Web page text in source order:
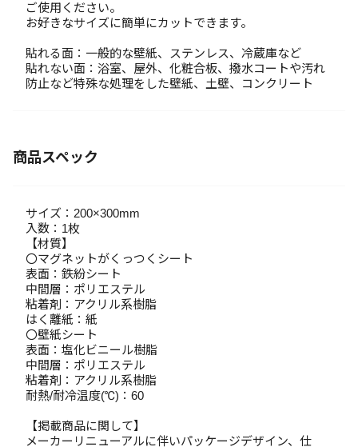
ご使用ください。
お好きなサイズに簡単にカットできます。
貼れる面：一般的な壁紙、ステンレス、冷蔵庫など
貼れない面：浴室、屋外、化粧合板、撥水コートや汚れ
防止など特殊な処理をした壁紙、土壁、コンクリート
商品スペック
サイズ：200×300mm
入数：1枚
【材質】
〇マグネットがくっつくシート
表面：鉄紛シート
中間層：ポリエステル
粘着剤：アクリル系樹脂
はく離紙：紙
〇壁紙シート
表面：塩化ビニール樹脂
中間層：ポリエステル
粘着剤：アクリル系樹脂
耐熱/耐冷温度(℃)：60
【掲載商品に関して】
メーカーリニューアルに伴いパッケージデザイン、仕